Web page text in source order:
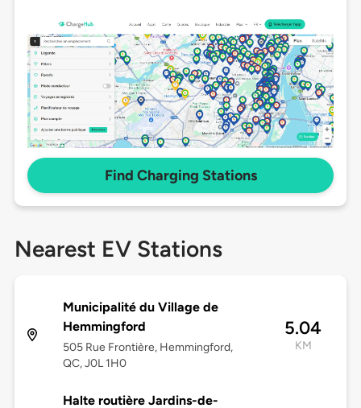
Find Charging Stations
Nearest EV Stations
Municipalité du Village de
Hemmingford
505 Rue Frontière, Hemmingford,
QC, J0L 1H0
5.04
KM
Halte routière Jardins-de-